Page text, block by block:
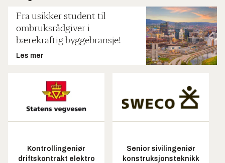
Fra usikker student til
ombruksrådgiver i
bærekraftig byggebransje!
Les mer
Kontrollingeniør
driftskontrakt elektro
Senior sivilingeniør
konstruksjonsteknikk